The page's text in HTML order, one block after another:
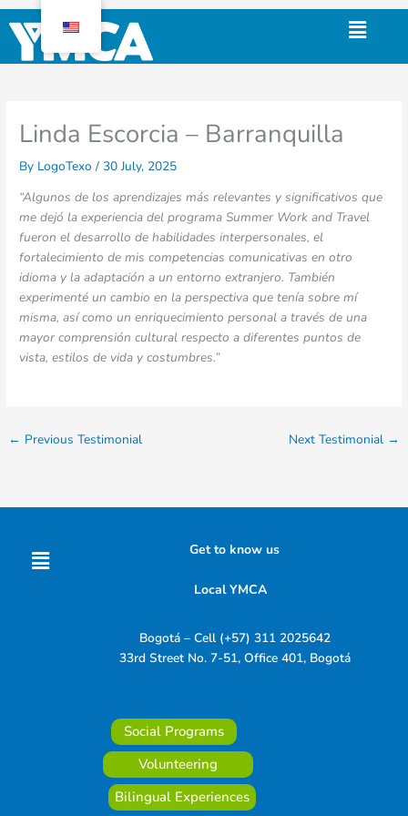
Skip
to
content
Menu
Linda Escorcia – Barranquilla
By LogoTexo/30 July, 2025
“Algunos de los aprendizajes más relevantes y significativos que
me dejó la experiencia del programa Summer Work and Travel
fueron el desarrollo de habilidades interpersonales, el
fortalecimiento de mis competencias comunicativas en otro
idioma y la adaptación a un entorno extranjero. También
experimenté un cambio en la perspectiva que tenía sobre mí
misma, así como un enriquecimiento personal a través de una
mayor comprensión cultural respecto a diferentes puntos de
vista, estilos de vida y costumbres.”
← Previous Testimonial Next Testimonial →
Menu Get to know us
Local YMCA
Bogotá – Cell (+57) 311 2025642
33rd Street No. 7-51, Office 401, Bogotá
Social Programs
Volunteering
Bilingual Experiences